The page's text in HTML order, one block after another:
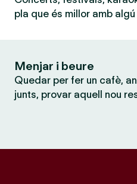
pla que és millor amb algú
Menjar i beure
Quedar per fer un cafè,
junts, provar aquell nou